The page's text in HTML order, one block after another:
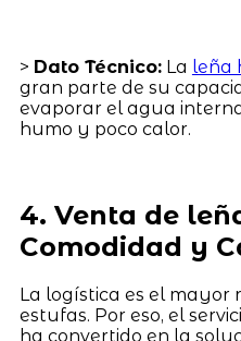
> Dato Técnico:La leña
gran parte de su
evaporar el agua
humo y poco calor.
4. Venta de
Comodidad y
La logística es el mayor
estufas. Por eso, el
ha convertido en la